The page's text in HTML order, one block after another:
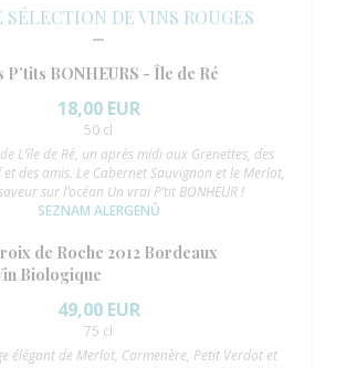
SÉLECTION DE VINS ROUGES
P’tits BONHEURS - Île de Ré
18,00 EUR
50 cl
L’île de Ré, un après midi aux Grenettes, des
des amis. Le Cabernet Sauvignon et le Merlot,
sur l’océan Un vrai P’tit BONHEUR !
SEZNAM ALERGENŮ
de Roche 2012 Bordeaux
Biologique
49,00 EUR
75 cl
élégant de Merlot, Carmenère, Petit Verdot et